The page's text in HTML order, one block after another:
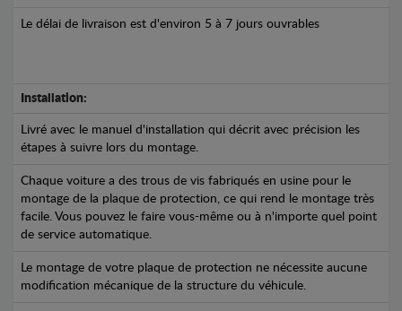
Le délai de livraison est d'environ 5 à 7 jours ouvrables
Installation:
Livré avec le manuel d'installation qui décrit avec précision les
étapes à suivre lors du montage.
Chaque voiture a des trous de vis fabriqués en usine pour le
montage de la plaque de protection, ce qui rend le montage très
facile. Vous pouvez le faire vous-même ou à n'importe quel point
de service automatique.
Le montage de votre plaque de protection ne nécessite aucune
modification mécanique de la structure du véhicule.